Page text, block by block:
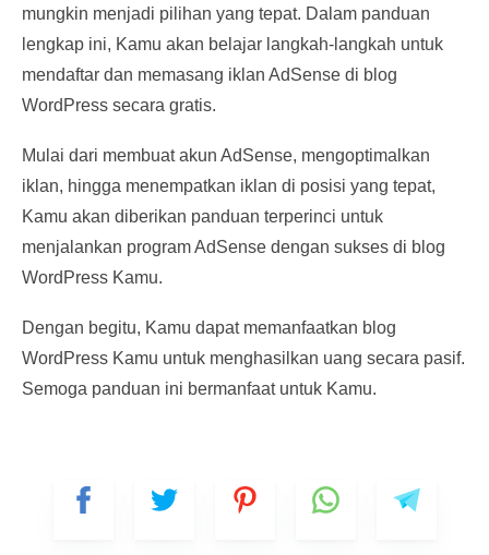
mungkin menjadi pilihan yang tepat. Dalam panduan
lengkap ini, Kamu akan belajar langkah-langkah untuk
mendaftar dan memasang iklan AdSense di blog
WordPress secara gratis.
Mulai dari membuat akun AdSense, mengoptimalkan
iklan, hingga menempatkan iklan di posisi yang tepat,
Kamu akan diberikan panduan terperinci untuk
menjalankan program AdSense dengan sukses di blog
WordPress Kamu.
Dengan begitu, Kamu dapat memanfaatkan blog
WordPress Kamu untuk menghasilkan uang secara pasif.
Semoga panduan ini bermanfaat untuk Kamu.